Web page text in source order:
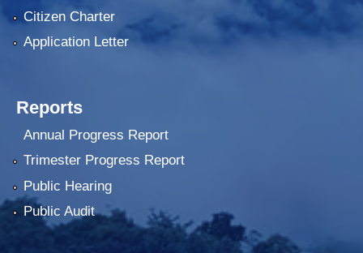
Citizen Charter
Application Letter
Reports
Annual Progress Report
Trimester Progress Report
Public Hearing
Public Audit